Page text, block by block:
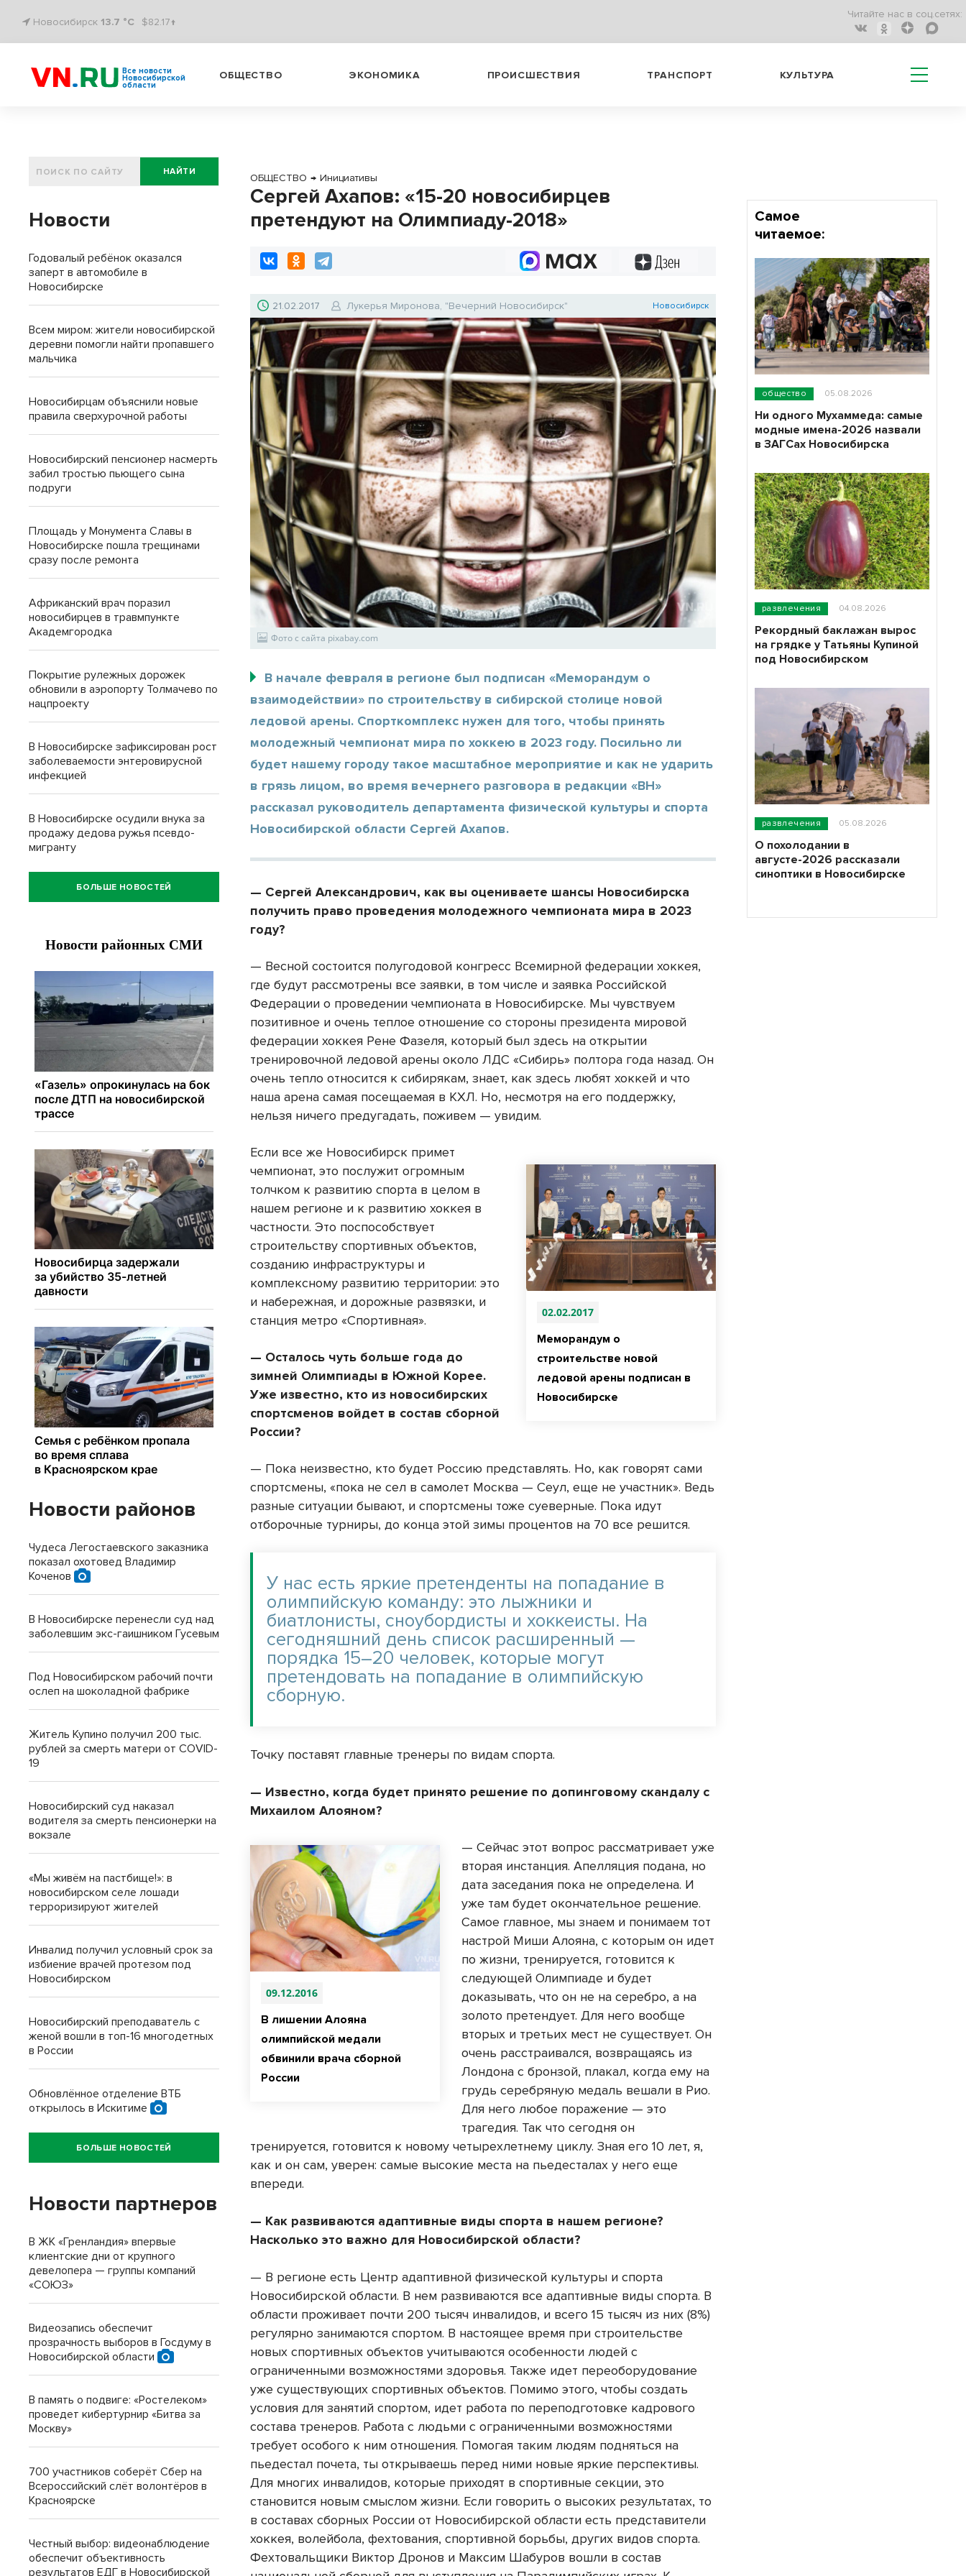
Новосибирск 13.7 °C $82.17↑
Читайте нас в соц.сетях:
Все новости
Новосибирской
области
ОБЩЕСТВО ЭКОНОМИКА ПРОИСШЕСТВИЯ ТРАНСПОРТ КУЛЬТУРА
ОБЩЕСТВО → Инициативы
Сергей Ахапов: «15-20 новосибирцев
претендуют на Олимпиаду-2018»
21.02.2017 Лукерья Миронова, "Вечерний Новосибирск" Новосибирск
Фото с сайта pixabay.com
В начале февраля в регионе был подписан «Меморандум о
взаимодействии» по строительству в сибирской столице новой
ледовой арены. Спорткомплекс нужен для того, чтобы принять
молодежный чемпионат мира по хоккею в 2023 году. Посильно ли
будет нашему городу такое масштабное мероприятие и как не ударить
в грязь лицом, во время вечернего разговора в редакции «ВН»
рассказал руководитель департамента физической культуры и спорта
Новосибирской области Сергей Ахапов.
— Сергей Александрович, как вы оцениваете шансы Новосибирска
получить право проведения молодежного чемпионата мира в 2023
году?
— Весной состоится полугодовой конгресс Всемирной федерации хоккея,
где будут рассмотрены все заявки, в том числе и заявка Российской
Федерации о проведении чемпионата в Новосибирске. Мы чувствуем
позитивное и очень теплое отношение со стороны президента мировой
федерации хоккея Рене Фазеля, который был здесь на открытии
тренировочной ледовой арены около ЛДС «Сибирь» полтора года назад. Он
очень тепло относится к сибирякам, знает, как здесь любят хоккей и что
наша арена самая посещаемая в КХЛ. Но, несмотря на его поддержку,
нельзя ничего предугадать, поживем — увидим.
02.02.2017
Меморандум о
строительстве новой
ледовой арены подписан в
Новосибирске
Если все же Новосибирск примет
чемпионат, это послужит огромным
толчком к развитию спорта в целом в
нашем регионе и к развитию хоккея в
частности. Это поспособствует
строительству спортивных объектов,
созданию инфраструктуры и
комплексному развитию территории: это
и набережная, и дорожные развязки, и
станция метро «Спортивная».
— Осталось чуть больше года до
зимней Олимпиады в Южной Корее.
Уже известно, кто из новосибирских
спортсменов войдет в состав сборной
России?
— Пока неизвестно, кто будет Россию представлять. Но, как говорят сами
спорт­смены, «пока не сел в самолет Москва — Сеул, еще не участник». Ведь
разные ситуации бывают, и спортсмены тоже суеверные. Пока идут
отборочные турниры, до конца этой зимы процентов на 70 все решится.
У нас есть яркие претенденты на попадание в
олимпийскую команду: это лыжники и
биатлонисты, сноубордисты и хоккеисты. На
сегодняшний день список расширенный —
порядка 15–20 человек, которые могут
претендовать на попадание в олимпийскую
сборную.
Точку поставят главные тренеры по видам спорта.
— Известно, когда будет принято решение по допинговому скандалу с
Михаилом Алояном?
09.12.2016
В лишении Алояна
олимпийской медали
обвинили врача сборной
России
— Сейчас этот вопрос рассматривает уже
вторая инстанция. Апелляция подана, но
дата заседания пока не определена. И
уже там будет окончательное решение.
Самое главное, мы знаем и понимаем тот
настрой Миши Алояна, с которым он идет
по жизни, тренируется, готовится к
следующей Олимпиаде и будет
доказывать, что он не на серебро, а на
золото претендует. Для него вообще
вторых и третьих мест не существует. Он
очень расстраивался, возвращаясь из
Лондона с бронзой, плакал, когда ему на
грудь серебряную медаль вешали в Рио.
Для него любое поражение — это
трагедия. Так что сегодня он
тренируется, готовится к новому четырехлетнему циклу. Зная его 10 лет, я,
как и он сам, уверен: самые высокие места на пьедесталах у него еще
впереди.
— Как развиваются адаптивные виды спорта в нашем регионе?
Насколько это важно для Новосибирской области?
— В регионе есть Центр адаптивной физической культуры и спорта
Новосибирской области. В нем развиваются все адаптивные виды спорта. В
области проживает почти 200 тысяч инвалидов, и всего 15 тысяч из них (8%)
регулярно занимаются спортом. В настоящее время при строительстве
новых спортивных объектов учитываются особенности людей с
ограниченными возможностями здоровья. Также идет переоборудование
уже существующих спортивных объектов. Помимо этого, чтобы создать
условия для занятий спортом, идет работа по переподготовке кадрового
состава тренеров. Работа с людьми с ограниченными возможностями
требует особого к ним отношения. Помогая таким людям подняться на
пьедестал почета, ты открываешь перед ними новые яркие перспективы.
Для многих инвалидов, которые приходят в спортивные секции, это
становится новым смыслом жизни. Если говорить о высоких результатах, то
в составах сборных России от Новосибирской области есть представители
хоккея, волейбола, фехтования, спортивной борьбы, других видов спорта.
Фехтовальщики Виктор Дронов и Максим Шабуров вошли в состав
НАЙТИ
Новости
Годовалый ребёнок оказался
заперт в автомобиле в
Новосибирске
Всем миром: жители новосибирской
деревни помогли найти пропавшего
мальчика
Новосибирцам объяснили новые
правила сверхурочной работы
Новосибирский пенсионер насмерть
забил тростью пьющего сына
подруги
Площадь у Монумента Славы в
Новосибирске пошла трещинами
сразу после ремонта
Африканский врач поразил
новосибирцев в травмпункте
Академгородка
Покрытие рулежных дорожек
обновили в аэропорту Толмачево по
нацпроекту
В Новосибирске зафиксирован рост
заболеваемости энтеровирусной
инфекцией
В Новосибирске осудили внука за
продажу дедова ружья псевдо-
мигранту
БОЛЬШЕ НОВОСТЕЙ
Новости районов
Чудеса Легостаевского заказника
показал охотовед Владимир
Коченов
В Новосибирске перенесли суд над
заболевшим экс-гаишником Гусевым
Под Новосибирском рабочий почти
ослеп на шоколадной фабрике
Житель Купино получил 200 тыс.
рублей за смерть матери от COVID-
19
Новосибирский суд наказал
водителя за смерть пенсионерки на
вокзале
«Мы живём на пастбище!»: в
новосибирском селе лошади
терроризируют жителей
Инвалид получил условный срок за
избиение врачей протезом под
Новосибирском
Новосибирский преподаватель с
женой вошли в топ-16 многодетных
в России
Обновлённое отделение ВТБ
открылось в Искитиме
БОЛЬШЕ НОВОСТЕЙ
Новости партнеров
В ЖК «Гренландия» впервые
клиентские дни от крупного
девелопера — группы компаний
«СОЮЗ»
Видеозапись обеспечит
прозрачность выборов в Госдуму в
Новосибирской области
В память о подвиге: «Ростелеком»
проведет кибертурнир «Битва за
Москву»
700 участников соберёт Сбер на
Всероссийский слёт волонтёров в
Красноярске
Честный выбор: видеонаблюдение
обеспечит объективность
результатов ЕДГ в Новосибирской
Самое
читаемое:
общество 05.08.2026
Ни одного Мухаммеда: самые
модные имена-2026 назвали
в ЗАГСах Новосибирска
развлечения 04.08.2026
Рекордный баклажан вырос
на грядке у Татьяны Купиной
под Новосибирском
развлечения 05.08.2026
О похолодании в
августе-2026 рассказали
синоптики в Новосибирске